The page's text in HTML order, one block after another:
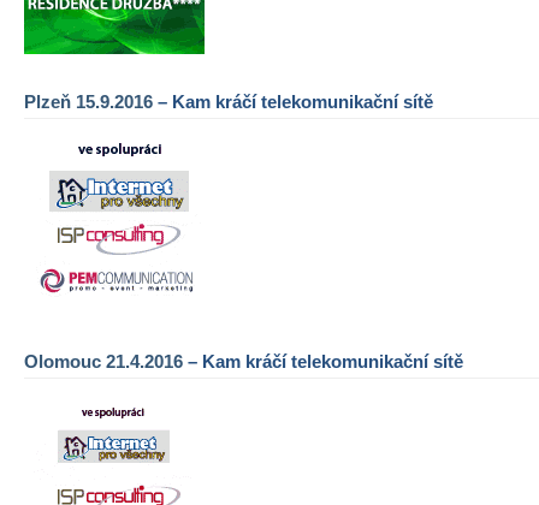
Plzeň 15.9.2016 – Kam kráčí telekomunikační sítě
Olomouc 21.4.2016 – Kam kráčí telekomunikační sítě